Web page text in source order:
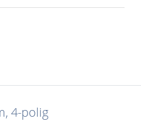
4-polig